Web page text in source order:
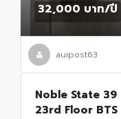
32,000 บาท/ปี
auipost63
Noble State
23rd Floor